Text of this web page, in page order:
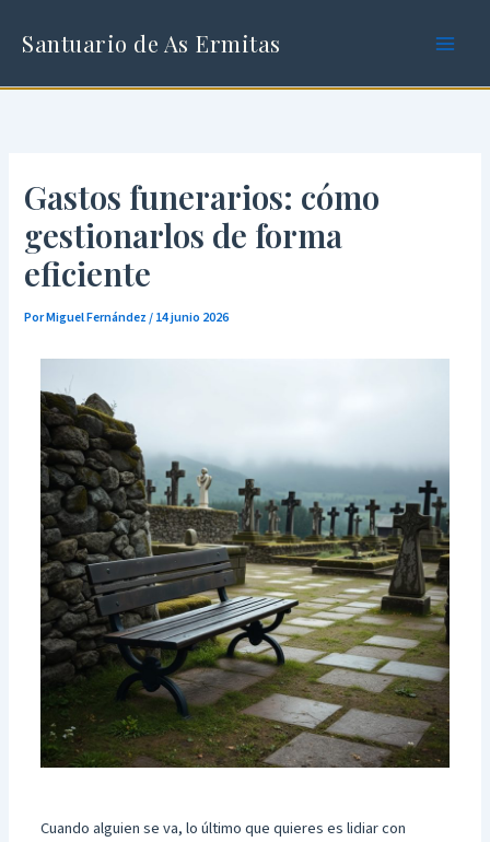
Santuario de As Ermitas
Gastos funerarios: cómo
gestionarlos de forma
eficiente
PorMiguel Fernández/14 junio 2026
Cuando alguien se va, lo último que quieres es lidiar con